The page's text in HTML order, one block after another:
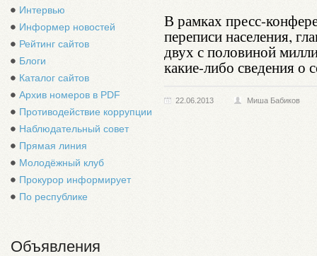
Интервью
Информер новостей
Рейтинг сайтов
Блоги
Каталог сайтов
Архив номеров в PDF
Противодействие коррупции
Наблюдательный совет
Прямая линия
Молодёжный клуб
Прокурор информирует
По республике
Объявления
В рамках пресс-
переписи населения,
двух с половиной
какие-либо сведения о
22.06.2013 Миша Бабиков